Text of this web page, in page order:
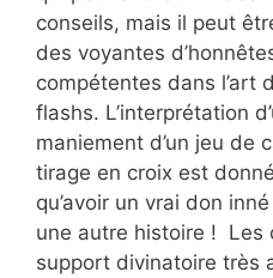
conseils, mais il peut
des voyantes
compétentes dans l’art
flashs. L’interprétation
maniement d’un jeu de
tirage en croix est
qu’avoir un vrai don
une autre histoire ! Les
support divinatoire très